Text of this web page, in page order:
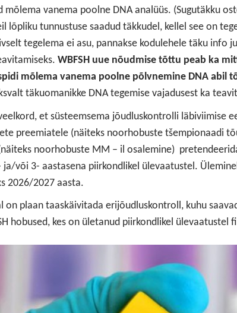
mõlema vanema poolne DNA analüüs. (Sugutäkku
lõpliku tunnustuse saadud täkkudel, kellel see on
tegelema ei asu, pannakse kodulehele täku info
WBFSH uue nõudmise tõttu peab ka
mõlema vanema poolne põlvnemine DNA abil
täkuomanikke DNA tegemise vajadusest ka
et süsteemsema jõudluskontrolli läbiviimise
preemiatele (näiteks noorhobuste tšempionaadi
noorhobuste MM – il osalemine)
ja/või 3- aastasena piirkondlikel ülevaatustel.
2026/2027 aasta.
on plaan taaskäivitada erijõudluskontroll, kuhu
hobused, kes on ületanud piirkondlikel ülevaatustel